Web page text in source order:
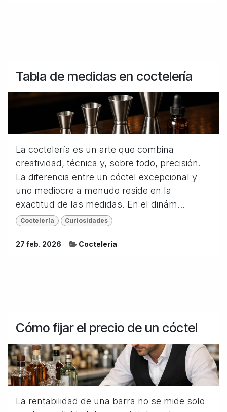
Tabla de medidas en coctelería
La coctelería es un arte que combina
creatividad, técnica y, sobre todo, precisión.
La diferencia entre un cóctel excepcional y
uno mediocre a menudo reside en la
exactitud de las medidas. En el dinám...
Coctelería Curiosidades
27 feb. 2026 Coctelería
Cómo fijar el precio de un cóctel
La rentabilidad de una barra no se mide solo